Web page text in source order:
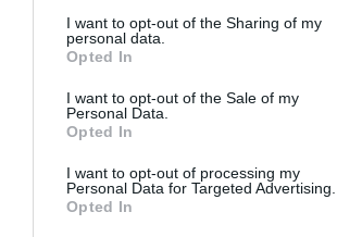
I want to opt-out of the Sharing of my
personal data.
Opted In
I want to opt-out of the Sale of my
Personal Data.
Opted In
I want to opt-out of processing my
Personal Data for Targeted Advertising.
Opted In
restauranghögskolan i Grythyttan.
delar jag med mig av tusentals olika
har jag provlagat, skrivit och fotat
kunna laga dem med bästa resultat